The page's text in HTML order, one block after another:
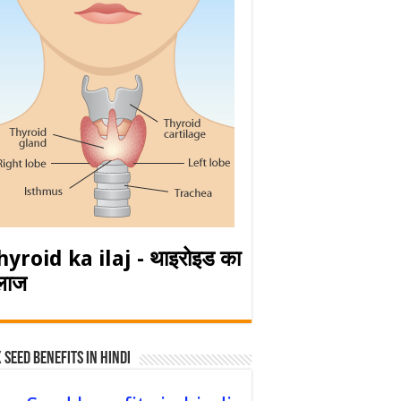
ka ilaj - थाइरोइड का
Seed Benefits in hindi